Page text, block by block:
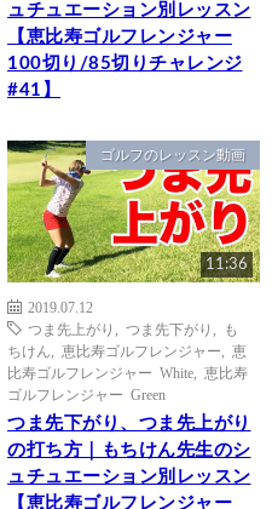
ュチュエーション別レッスン
【恵比寿ゴルフレンジャー
100切り/85切りチャレンジ
#41】
ゴルフのレッスン動画
11:36
2019.07.12
つま先上がり
つま先下がり
も
ちけん
恵比寿ゴルフレンジャー
恵
比寿ゴルフレンジャー White
恵比寿
ゴルフレンジャー Green
つま先下がり、つま先上がり
の打ち方｜もちけん先生のシ
ュチュエーション別レッスン
【恵比寿ゴルフレンジャー